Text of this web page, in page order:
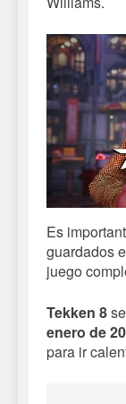
Es
guardados
juego
Tekken 8
enero de
para ir